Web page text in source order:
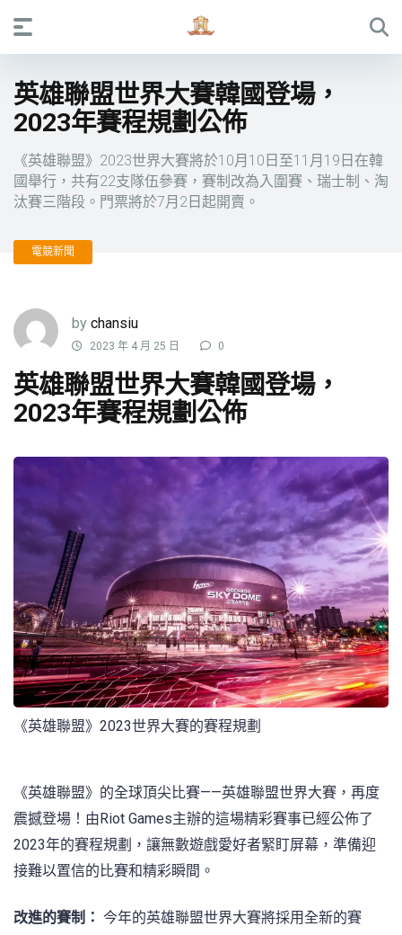
英雄聯盟世界大賽韓國登場，
2023年賽程規劃公佈
《英雄聯盟》2023世界大賽將於10月10日至11月19日在韓
國舉行，共有22支隊伍參賽，賽制改為入圍賽、瑞士制、淘
汰賽三階段。門票將於7月2日起開賣。
電競新聞
by chansiu
2023 年 4 月 25 日 0
英雄聯盟世界大賽韓國登場，
2023年賽程規劃公佈
《英雄聯盟》2023世界大賽的賽程規劃
《英雄聯盟》的全球頂尖比賽——英雄聯盟世界大賽，再度
震撼登場！由Riot Games主辦的這場精彩賽事已經公佈了
2023年的賽程規劃，讓無數遊戲愛好者緊盯屏幕，準備迎
接難以置信的比賽和精彩瞬間。
改進的賽制： 今年的英雄聯盟世界大賽將採用全新的賽